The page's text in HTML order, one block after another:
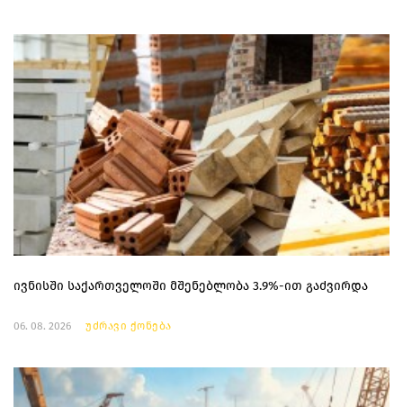
ივნისში საქართველოში მშენებლობა 3.9%-ით გაძვირდა
06. 08. 2026 უძრავი ქონება